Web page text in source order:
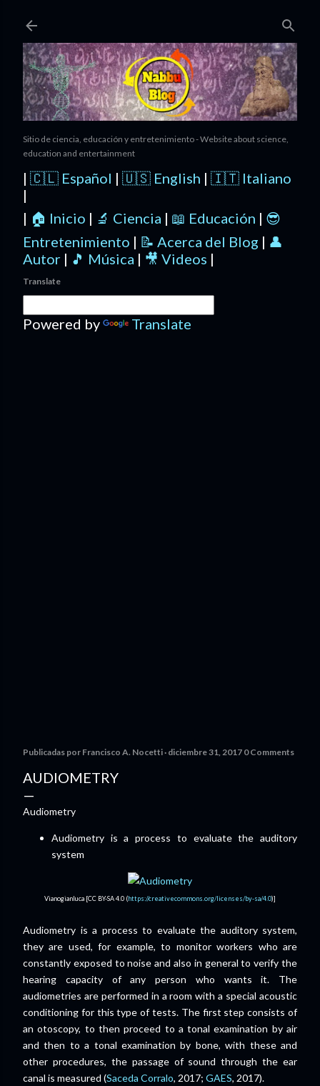
Sitio de ciencia, educación y entretenimiento - Website about science,
education and entertainment
| 🇨🇱 Español | 🇺🇸 English | 🇮🇹 Italiano
|
| 🏠 Inicio | 🔬 Ciencia | 📖 Educación | 😎
Entretenimiento | 📝 Acerca del Blog | 👤
Autor | 🎵 Música | 🎥 Videos |
Translate
Powered by Translate
Publicadas por Francisco A. Nocetti diciembre 31, 2017 0 Comments
AUDIOMETRY
Audiometry
Audiometry is a process to evaluate the auditory
system
Vianogianluca [CC BY-SA 4.0 (https://creativecommons.org/licenses/by-sa/4.0)]
Audiometry is a process to evaluate the auditory system,
they are used, for example, to monitor workers who are
constantly exposed to noise and also in general to verify the
hearing capacity of any person who wants it.
The
audiometries are performed in a room with a special acoustic
conditioning for this type of tests. The first step consists of
an otoscopy, to then proceed to a tonal examination by air
and then to a tonal examination by bone, with these and
other procedures, the passage of sound through the ear
canal is measured (Saceda Corralo, 2017; GAES, 2017).